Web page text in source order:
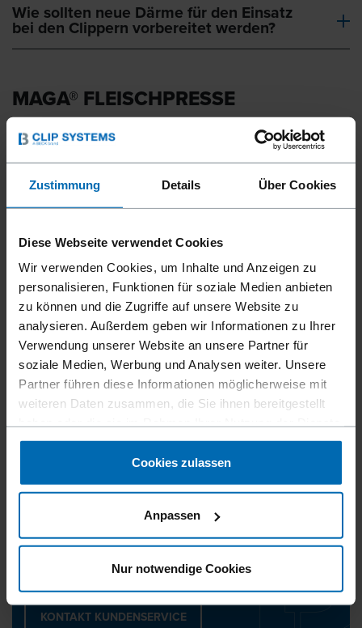
Zustimmung Details Über Cookies
Diese Webseite verwendet Cookies
Wir verwenden Cookies, um Inhalte und Anzeigen zu
personalisieren, Funktionen für soziale Medien anbieten
zu können und die Zugriffe auf unsere Website zu
analysieren. Außerdem geben wir Informationen zu Ihrer
Verwendung unserer Website an unsere Partner für
soziale Medien, Werbung und Analysen weiter. Unsere
Partner führen diese Informationen möglicherweise mit
weiteren Daten zusammen, die Sie ihnen bereitgestellt
gesammelt haben.
Cookies zulassen
Anpassen
Nur notwendige Cookies
Wie sollten neue Därme für den Einsatz
bei den Clippern vorbereitet werden?
MAGA® FLEISCHPRESSE
Kann die MAGA® Fleischpresse jede Art
von Fleisch zerkleinern/pressen?
Wie kann man die gewünschte Dicke des
gepressten Fleisches mit der MAGA®
Wie oft sollte das Öl in der Original MAGA®
Fleischpresse gewechselt werden?
Wie wird das Öl in der MAGA®
Fleischpresse gewechselt?
Kann ich Öl und Filter in der MAGA®
Fleischpresse selber wechseln?
Noch Fragen?
Wir helfen Ihnen gerne weiter.
KONTAKT KUNDENSERVICE